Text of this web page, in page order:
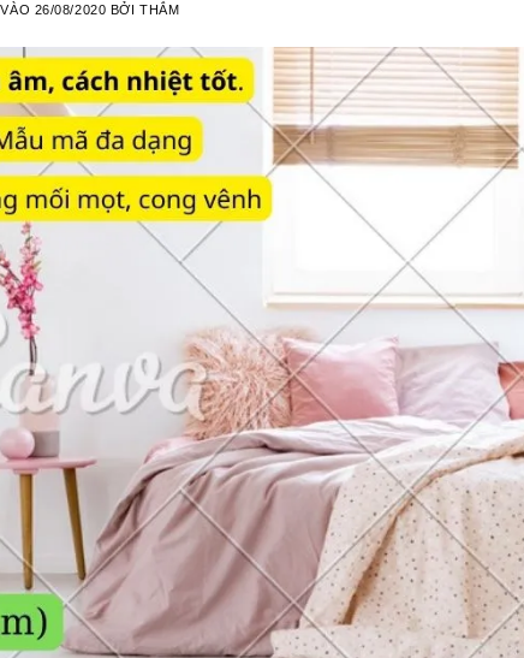
26/08/2020 BỞITHẮM